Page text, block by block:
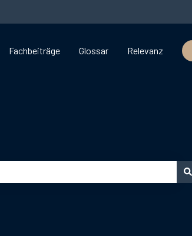
Fachbeiträge Glossar Relevanz